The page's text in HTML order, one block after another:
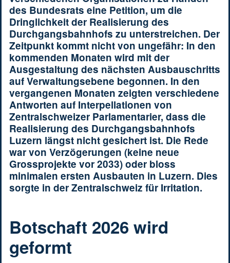
des Bundesrats eine Petition, um die
Dringlichkeit der Realisierung des
Durchgangsbahnhofs zu unterstreichen. Der
Zeitpunkt kommt nicht von ungefähr: In den
kommenden Monaten wird mit der
Ausgestaltung des nächsten Ausbauschritts
auf Verwaltungsebene begonnen. In den
vergangenen Monaten zeigten verschiedene
Antworten auf Interpellationen von
Zentralschweizer Parlamentarier, dass die
Realisierung des Durchgangsbahnhofs
Luzern längst nicht gesichert ist. Die Rede
war von Verzögerungen (keine neue
Grossprojekte vor 2033) oder bloss
minimalen ersten Ausbauten in Luzern. Dies
sorgte in der Zentralschweiz für Irritation.
Botschaft 2026 wird
geformt